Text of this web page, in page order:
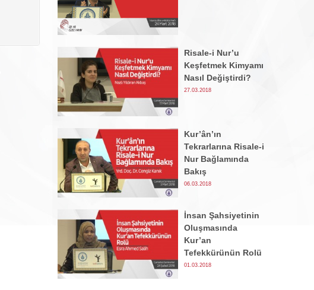
Risale-i Nur’u
Keşfetmek Kimyamı
Nasıl Değiştirdi?
27.03.2018
Kur’ân’ın
Tekrarlarına Risale-i
Nur Bağlamında
Bakış
06.03.2018
İnsan Şahsiyetinin
Oluşmasında
Kur’an
Tefekkürünün Rolü
01.03.2018